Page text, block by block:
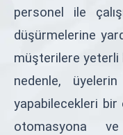
personel ile
düşürmelerine
müşterilere yeterli
nedenle,
yapabilecekleri
otomasyona